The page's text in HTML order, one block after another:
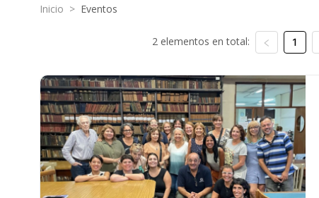
Inicio > Eventos
2 elementos en total: 1